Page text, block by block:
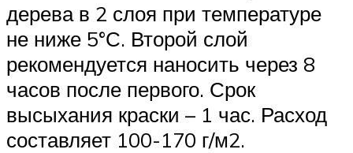
дерева в 2 слоя при температуре
не ниже 5°С. Второй слой
рекомендуется наносить через 8
часов после первого. Срок
высыхания краски – 1 час. Расход
составляет 100-170 г/м2.